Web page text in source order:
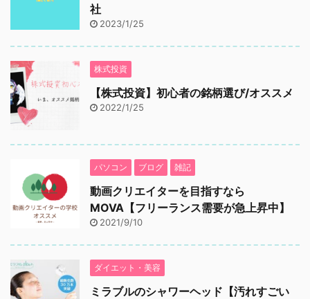
社
2023/1/25
株式投資
【株式投資】初心者の銘柄選び/オススメ
2022/1/25
パソコン ブログ 雑記
動画クリエイターを目指すなら
MOVA【フリーランス需要が急上昇中】
2021/9/10
ダイエット・美容
ミラブルのシャワーヘッド【汚れすごい